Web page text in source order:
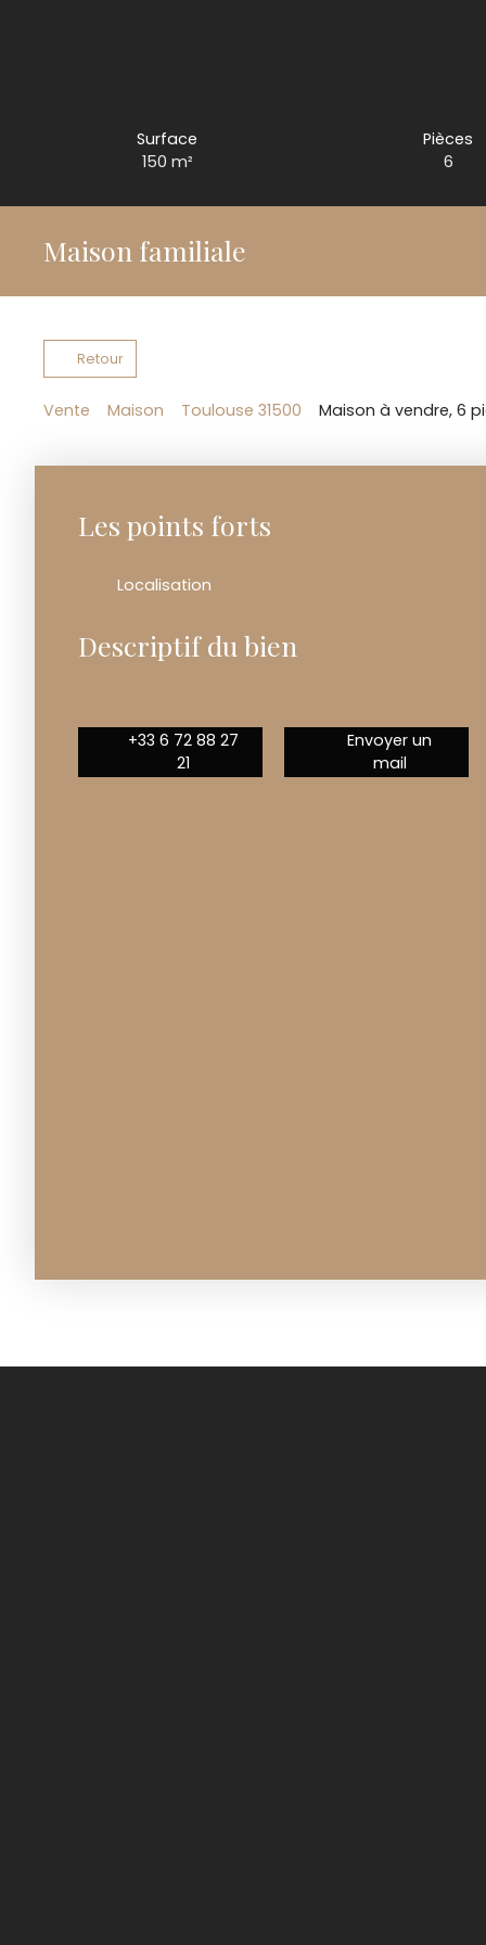
Surface
150 m²
Pièces
6
Maison familiale
Retour
Vente Maison Toulouse 31500 Maison à vendre, 6
Les points forts
Localisation
Descriptif du bien
+33 6 72 88 27
21
Envoyer un
mail